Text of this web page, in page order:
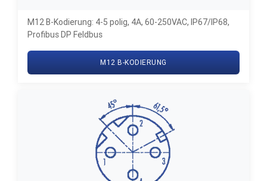
M12 B-Kodierung: 4-5 polig, 4A, 60-250VAC, IP67/IP68,
Profibus DP Feldbus
M12 B-KODIERUNG